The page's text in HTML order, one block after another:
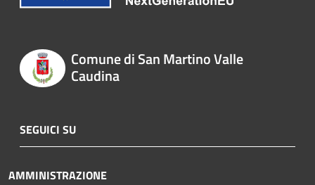
Comune di San Martino Valle
Caudina
SEGUICI SU
AMMINISTRAZIONE